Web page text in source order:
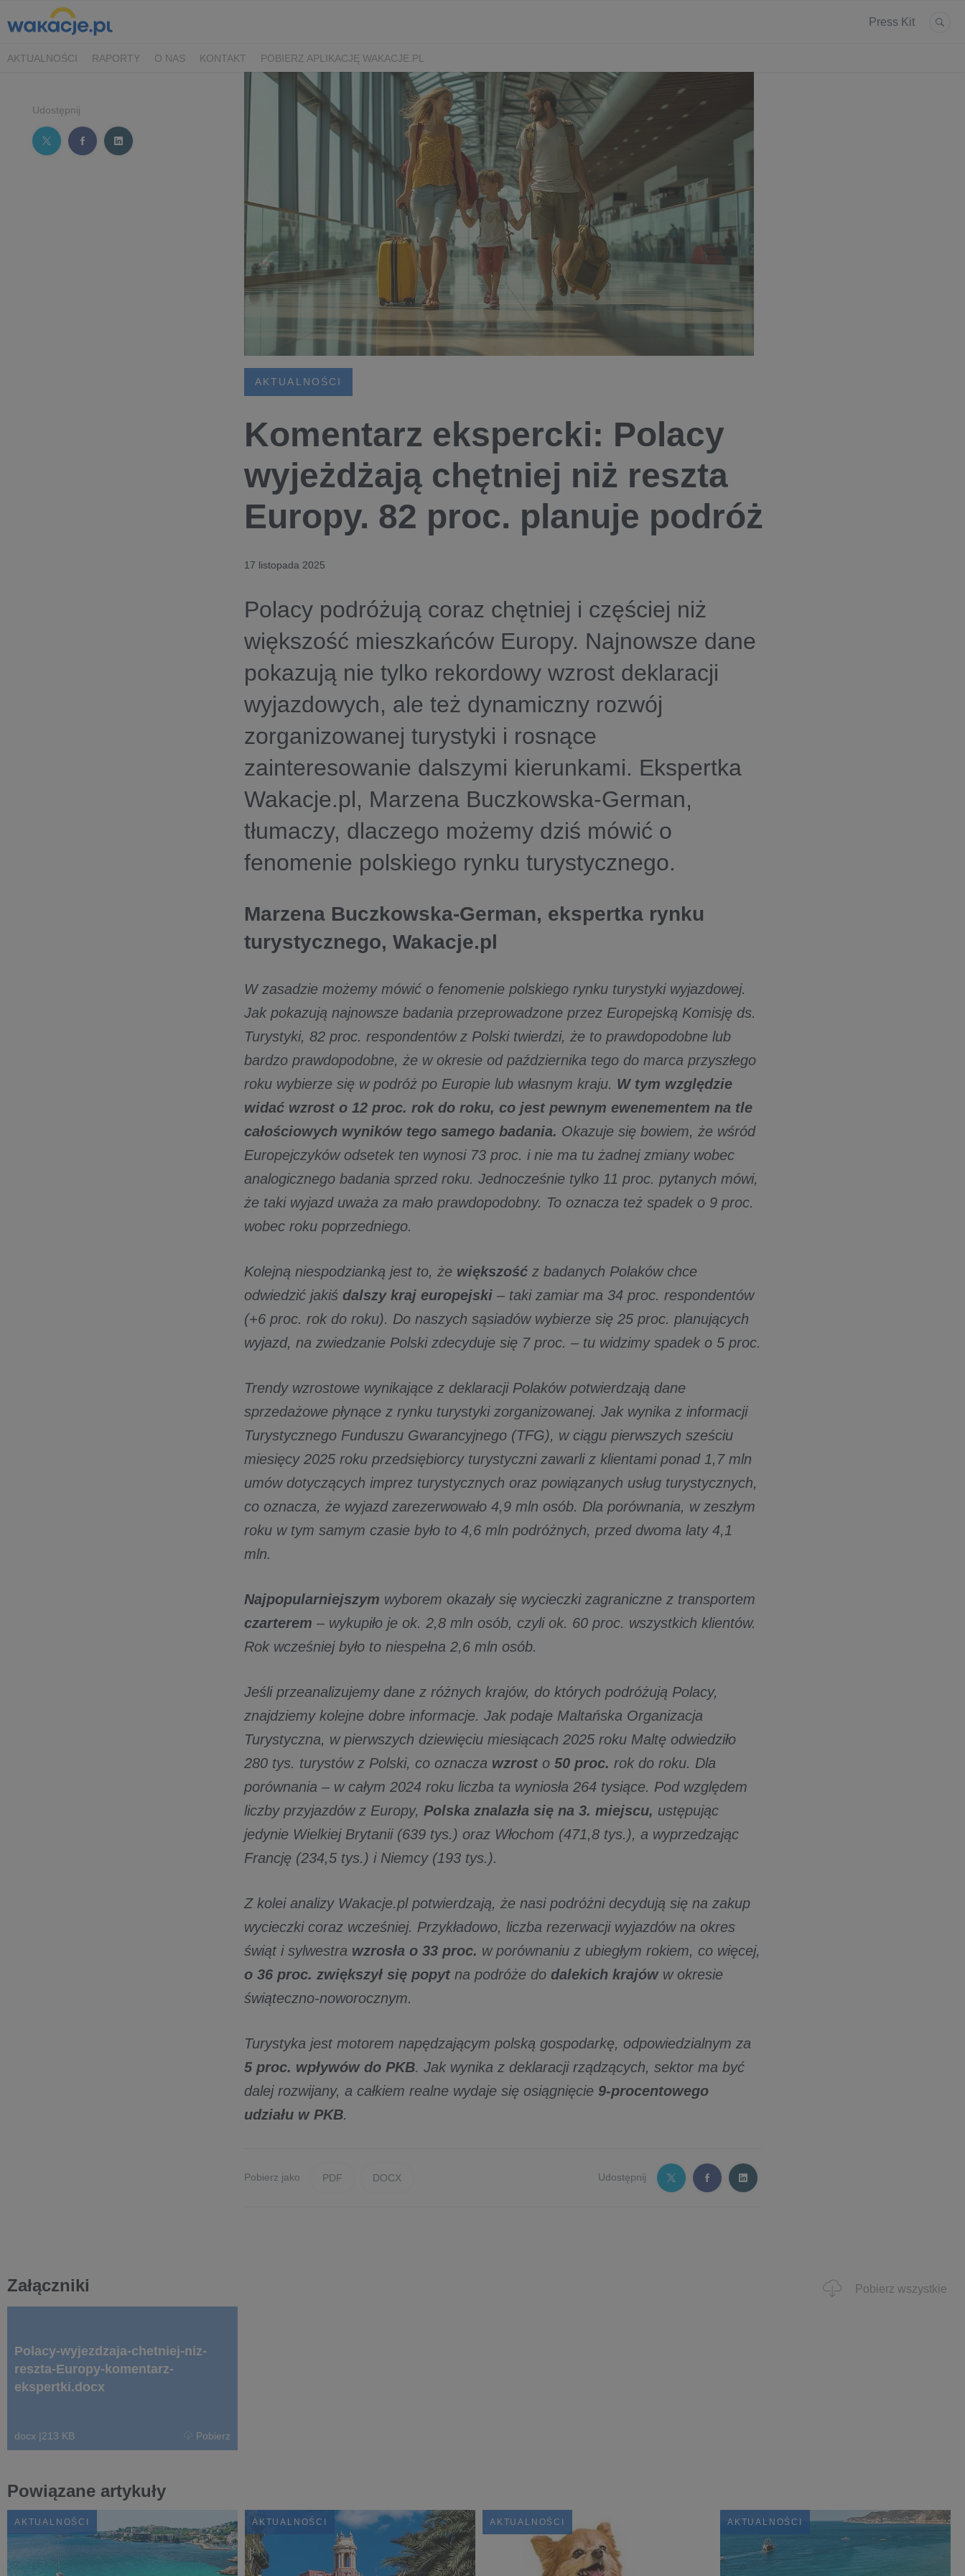
Press Kit
AKTUALNOŚCI RAPORTY O NAS KONTAKT POBIERZ APLIKACJĘ WAKACJE.PL
Udostępnij
AKTUALNOŚCI
Komentarz ekspercki: Polacy
wyjeżdżają chętniej niż reszta
Europy. 82 proc. planuje podróż
17 listopada 2025
Polacy podróżują coraz chętniej i częściej niż
większość mieszkańców Europy. Najnowsze dane
pokazują nie tylko rekordowy wzrost deklaracji
wyjazdowych, ale też dynamiczny rozwój
zorganizowanej turystyki i rosnące
zainteresowanie dalszymi kierunkami. Ekspertka
Wakacje.pl, Marzena Buczkowska-German,
tłumaczy, dlaczego możemy dziś mówić o
fenomenie polskiego rynku turystycznego.
Marzena Buczkowska-German, ekspertka rynku
turystycznego, Wakacje.pl
W zasadzie możemy mówić o fenomenie polskiego rynku turystyki wyjazdowej.
Jak pokazują najnowsze badania przeprowadzone przez Europejską Komisję ds.
Turystyki, 82 proc. respondentów z Polski twierdzi, że to prawdopodobne lub
bardzo prawdopodobne, że w okresie od października tego do marca przyszłego
roku wybierze się w podróż po Europie lub własnym kraju. W tym względzie
widać wzrost o 12 proc. rok do roku, co jest pewnym ewenementem na tle
całościowych wyników tego samego badania. Okazuje się bowiem, że wśród
Europejczyków odsetek ten wynosi 73 proc. i nie ma tu żadnej zmiany wobec
analogicznego badania sprzed roku. Jednocześnie tylko 11 proc. pytanych mówi,
że taki wyjazd uważa za mało prawdopodobny. To oznacza też spadek o 9 proc.
wobec roku poprzedniego.
Kolejną niespodzianką jest to, że większość z badanych Polaków chce
odwiedzić jakiś dalszy kraj europejski – taki zamiar ma 34 proc. respondentów
(+6 proc. rok do roku). Do naszych sąsiadów wybierze się 25 proc. planujących
wyjazd, na zwiedzanie Polski zdecyduje się 7 proc. – tu widzimy spadek o 5 proc.
Trendy wzrostowe wynikające z deklaracji Polaków potwierdzają dane
sprzedażowe płynące z rynku turystyki zorganizowanej. Jak wynika z informacji
Turystycznego Funduszu Gwarancyjnego (TFG), w ciągu pierwszych sześciu
miesięcy 2025 roku przedsiębiorcy turystyczni zawarli z klientami ponad 1,7 mln
umów dotyczących imprez turystycznych oraz powiązanych usług turystycznych,
co oznacza, że wyjazd zarezerwowało 4,9 mln osób. Dla porównania, w zeszłym
roku w tym samym czasie było to 4,6 mln podróżnych, przed dwoma laty 4,1
mln.
Najpopularniejszym wyborem okazały się wycieczki zagraniczne z transportem
czarterem – wykupiło je ok. 2,8 mln osób, czyli ok. 60 proc. wszystkich klientów.
Rok wcześniej było to niespełna 2,6 mln osób.
Jeśli przeanalizujemy dane z różnych krajów, do których podróżują Polacy,
znajdziemy kolejne dobre informacje. Jak podaje Maltańska Organizacja
Turystyczna, w pierwszych dziewięciu miesiącach 2025 roku Maltę odwiedziło
280 tys. turystów z Polski, co oznacza wzrost o 50 proc. rok do roku. Dla
porównania – w całym 2024 roku liczba ta wyniosła 264 tysiące. Pod względem
liczby przyjazdów z Europy, Polska znalazła się na 3. miejscu, ustępując
jedynie Wielkiej Brytanii (639 tys.) oraz Włochom (471,8 tys.), a wyprzedzając
Francję (234,5 tys.) i Niemcy (193 tys.).
Z kolei analizy Wakacje.pl potwierdzają, że nasi podróżni decydują się na zakup
wycieczki coraz wcześniej. Przykładowo, liczba rezerwacji wyjazdów na okres
świąt i sylwestra wzrosła o 33 proc. w porównaniu z ubiegłym rokiem, co więcej,
o 36 proc. zwiększył się popyt na podróże do dalekich krajóww okresie
świąteczno-noworocznym.
Turystyka jest motorem napędzającym polską gospodarkę, odpowiedzialnym za
5 proc. wpływów do PKB. Jak wynika z deklaracji rządzących, sektor ma być
dalej rozwijany, a całkiem realne wydaje się osiągnięcie 9-procentowego
udziału w PKB.
Pobierz jako PDF DOCX Udostępnij
Załączniki Pobierz wszystkie
Polacy-wyjezdzaja-chetniej-niz-
reszta-Europy-komentarz-
ekspertki.docx
docx |213 KB Pobierz
Powiązane artykuły
AKTUALNOŚCI AKTUALNOŚCI AKTUALNOŚCI AKTUALNOŚCI